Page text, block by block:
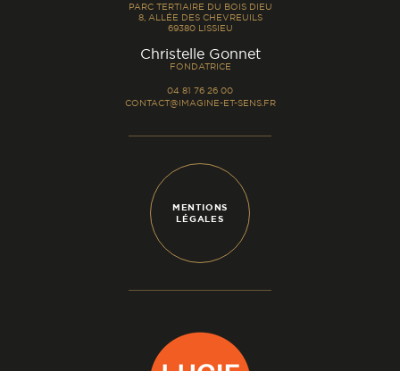
PARC TERTIAIRE DU BOIS DIEU
8, ALLÉE DES CHEVREUILS
69380 LISSIEU
Christelle Gonnet-
FONDATRICE
04 81 76 26 00
CONTACT@IMAGINE-ET-SENS.FR
MENTIONS
LÉGALES